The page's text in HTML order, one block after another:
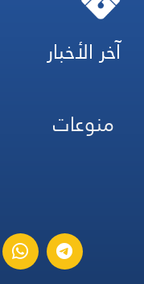
آخر الأخبار
منوعات